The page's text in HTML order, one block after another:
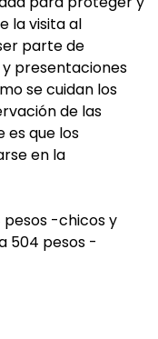
la visita al
parte de
presentaciones
se cuidan los
de las
es que los
en la
pesos -chicos y
504 pesos -